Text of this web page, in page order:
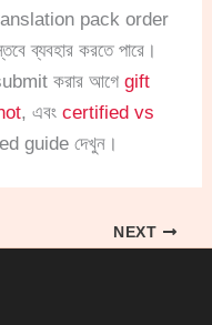
pack order
ব্যবহার করতে পারে।
করার আগেgift
, এবংcertified vs
guide দেখুন।
NEXT